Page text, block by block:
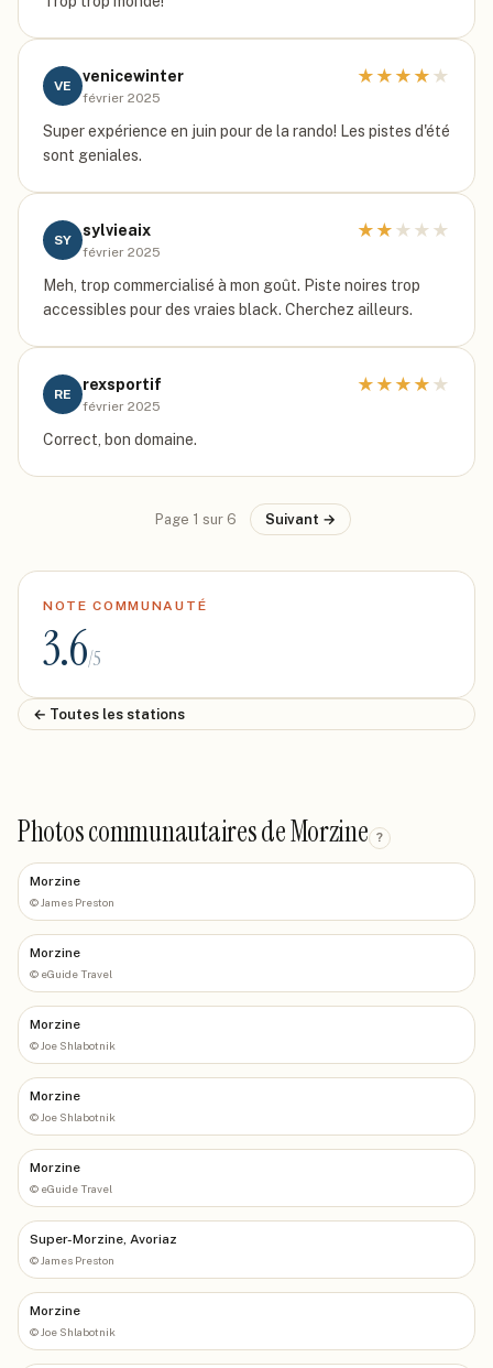
VE
venicewinter
février 2025
★ ★ ★ ★ ★
Super expérience en juin pour de la rando! Les pistes d'été
sont geniales.
SY
sylvieaix
février 2025
★ ★ ★ ★ ★
Meh, trop commercialisé à mon goût. Piste noires trop
accessibles pour des vraies black. Cherchez ailleurs.
RE
rexsportif
février 2025
★ ★ ★ ★ ★
Correct, bon domaine.
Page 1 sur 6 Suivant →
NOTE COMMUNAUTÉ
3.6/5
← Toutes les stations
Photos communautaires de Morzine ?
Morzine
© James Preston
Morzine
© eGuide Travel
Morzine
© Joe Shlabotnik
Morzine
© Joe Shlabotnik
Morzine
© eGuide Travel
Super-Morzine, Avoriaz
© James Preston
Morzine
© Joe Shlabotnik